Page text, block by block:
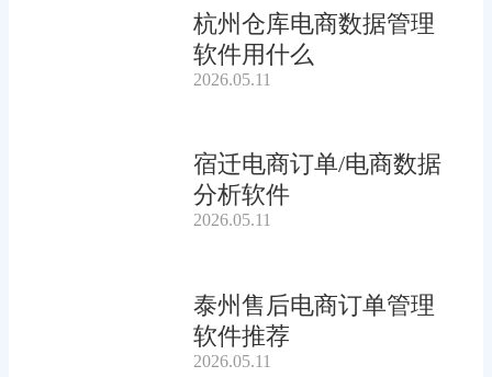
杭州仓库电商数据管理
软件用什么
2026.05.11
宿迁电商订单/电商数据
分析软件
2026.05.11
泰州售后电商订单管理
软件推荐
2026.05.11